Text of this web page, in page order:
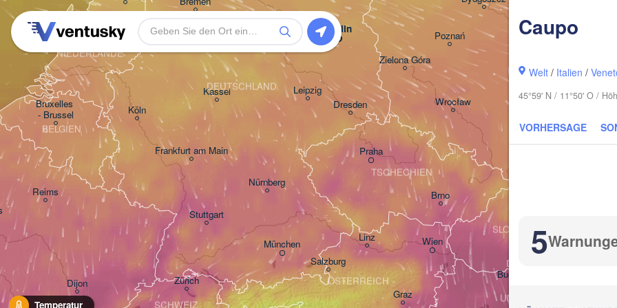
Caupo
Welt / Italien /
45°59' N / 11°50' O /
VORHERSAGE
5
Temperatur
Köln
Bruxelles
- Brussel
Amsterdam
Frankfurt am Main
Hannover
Nürnberg
Kassel
Reims
DEUTSCHLAND
NIEDERLANDE
BELGIEN
Stuttgart
Dijon Zürich
SCHWEIZ
Berlin
Praha
Łódź
Wrocław
Leipzig
Dresden
Poznań
Zielona Góra
Brno
POLEN
TSCHECHIEN
Wien
Budapest
München
Linz
Salzburg
Graz UNGARN
ÖSTERREICH
SLOWAKEI